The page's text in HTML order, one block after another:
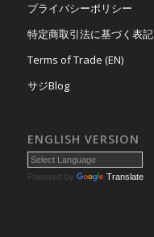
プライバシーポリシー
特定商取引法に基づく表記
Terms of Trade (EN)
サジBlog
ENGLISH VERSION
Powered by Translate